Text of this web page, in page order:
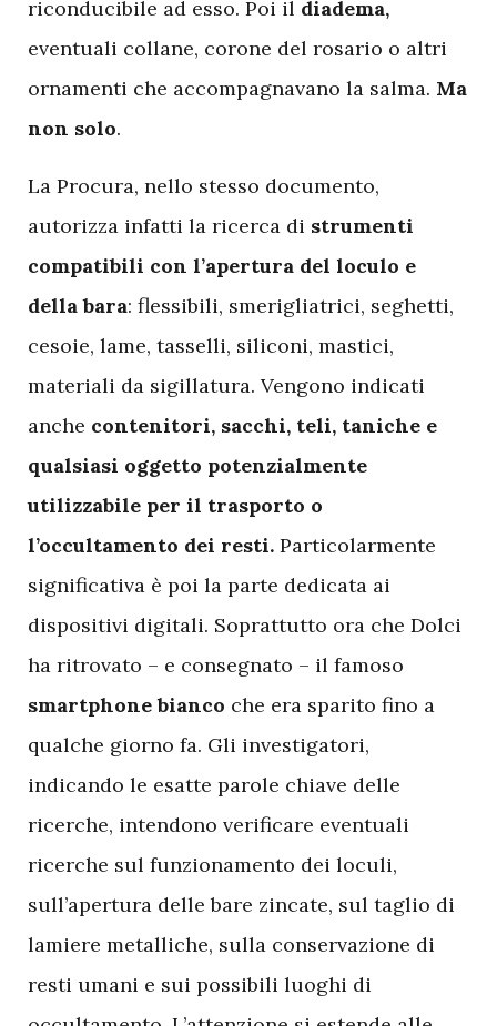
riconducibile ad esso. Poi il diadema,
eventuali collane, corone del rosario o altri
ornamenti che accompagnavano la salma. Ma
non solo.
La Procura, nello stesso documento,
autorizza infatti la ricerca di strumenti
compatibili con l’apertura del loculo e
della bara: flessibili, smerigliatrici, seghetti,
cesoie, lame, tasselli, siliconi, mastici,
materiali da sigillatura. Vengono indicati
anche contenitori, sacchi, teli, taniche e
qualsiasi oggetto potenzialmente
utilizzabile per il trasporto o
l’occultamento dei resti. Particolarmente
significativa è poi la parte dedicata ai
dispositivi digitali. Soprattutto ora che Dolci
ha ritrovato – e consegnato – il famoso
smartphone bianco che era sparito fino a
qualche giorno fa. Gli investigatori,
indicando le esatte parole chiave delle
ricerche, intendono verificare eventuali
ricerche sul funzionamento dei loculi,
sull’apertura delle bare zincate, sul taglio di
lamiere metalliche, sulla conservazione di
resti umani e sui possibili luoghi di